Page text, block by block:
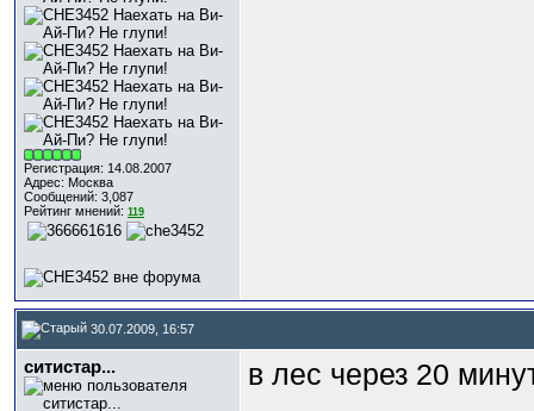
Регистрация: 14.08.2007
Адрес: Москва
Сообщений: 3,087
Рейтинг мнений: 119
30.07.2009, 16:57
ситистар...
в лес через 20